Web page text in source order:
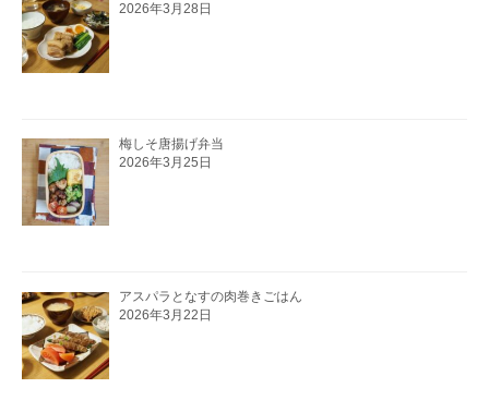
2026年3月28日
梅しそ唐揚げ弁当
2026年3月25日
アスパラとなすの肉巻きごはん
2026年3月22日